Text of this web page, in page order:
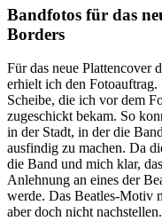
Bandfotos für das
Borders
Für das neue
erhielt ich den
Scheibe, die ich vor dem
zugeschickt bekam. So
in der Stadt, in der die
ausfindig zu machen. Da
die Band und mich klar,
Anlehnung an eines der
werde. Das Beatles-Motiv
aber doch nicht nachstellen.